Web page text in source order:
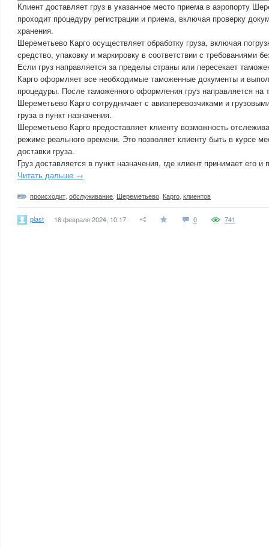
Клиент доставляет груз в указанное место приема в аэропорту
проходит процедуру регистрации и приема, включая проверку
хранения.
Шереметьево Карго осуществляет обработку груза, включая
средство, упаковку и маркировку в соответствии с требованиями
Если груз направляется за пределы страны или пересекает
Карго оформляет все необходимые таможенные документы и
процедуры. После таможенного оформления груз направляется на
Шереметьево Карго сотрудничает с авиаперевозчиками и
груза в пункт назначения.
Шереметьево Карго предоставляет клиенту возможность
режиме реального времени. Это позволяет клиенту быть в курсе
доставки груза.
Груз доставляется в пункт назначения, где клиент принимает его
Читать дальше →
происходит обслуживание Шереметьево Карго клиентов
plast 16 февраля 2024, 10:17 0 741